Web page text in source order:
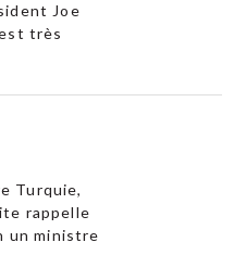
Joe
très
Turquie,
rappelle
un ministre